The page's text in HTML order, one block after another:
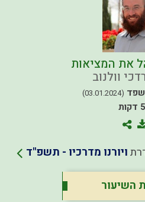
את המציאות
וולנוב
(03.01.2024)
ויורנו מדרכיו - תשפ"ד
השיעור